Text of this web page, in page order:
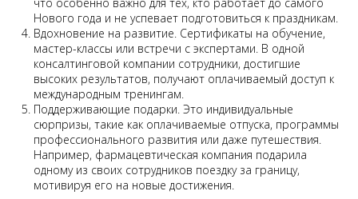
Нового года и не успевает подготовиться к праздникам.
Вдохновение на развитие. Сертификаты на обучение,
мастер-классы или встречи с экспертами. В одной
консалтинговой компании сотрудники, достигшие
высоких результатов, получают оплачиваемый доступ к
международным тренингам.
Поддерживающие подарки. Это индивидуальные
сюрпризы, такие как оплачиваемые отпуска, программы
профессионального развития или даже путешествия.
Например, фармацевтическая компания подарила
одному из своих сотрудников поездку за границу,
мотивируя его на новые достижения.